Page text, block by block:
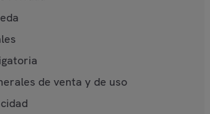
de venta y de uso